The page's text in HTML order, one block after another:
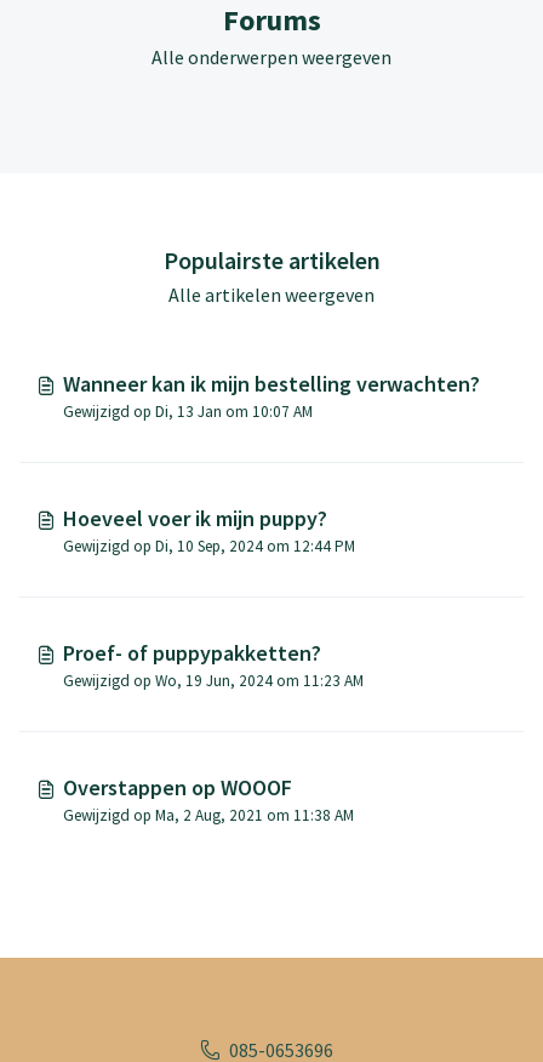
Forums
Alle onderwerpen weergeven
Populairste artikelen
Alle artikelen weergeven
Wanneer kan ik mijn bestelling verwachten?
Gewijzigd op Di, 13 Jan om 10:07 AM
Hoeveel voer ik mijn puppy?
Gewijzigd op Di, 10 Sep, 2024 om 12:44 PM
Proef- of puppypakketten?
Gewijzigd op Wo, 19 Jun, 2024 om 11:23 AM
Overstappen op WOOOF
Gewijzigd op Ma, 2 Aug, 2021 om 11:38 AM
085-0653696